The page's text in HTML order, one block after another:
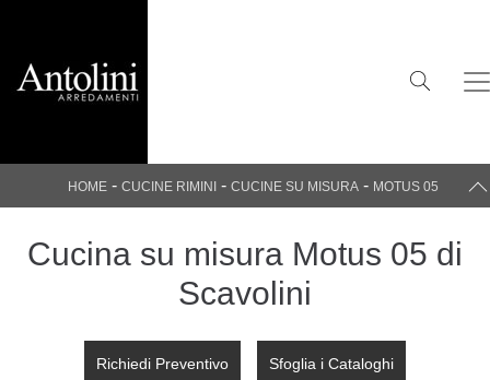
HOME - CUCINE RIMINI - CUCINE SU MISURA - MOTUS 05
Cucina su misura Motus 05 di
Scavolini
Richiedi Preventivo Sfoglia i Cataloghi